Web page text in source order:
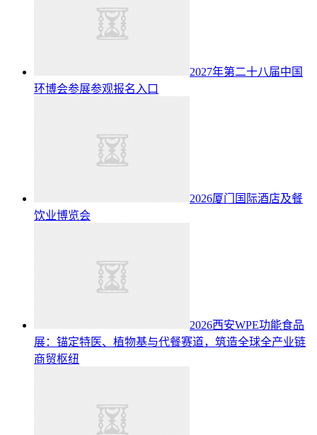
2027年第二十八届中国
环博会参展参观报名入口
2026厦门国际酒店及餐
饮业博览会
2026西安WPE功能食品
展：锚定特医、植物基与代餐赛道，筑造全球全产业链
商贸枢纽